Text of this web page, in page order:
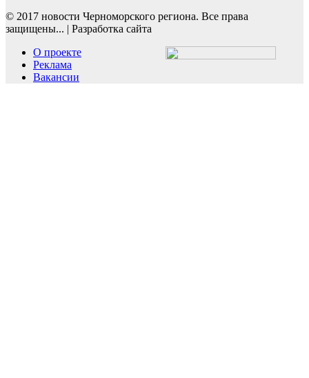
© 2017 новости Черноморского региона. Все права
защищены... | Разработка сайта
О проекте
Реклама
Вакансии